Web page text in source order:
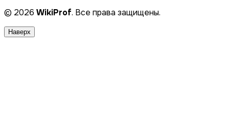
© 2026 WikiProf. Все права защищены.
Наверх